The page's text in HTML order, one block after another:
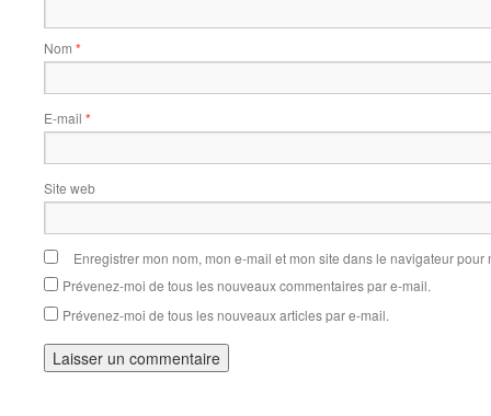
Nom *
E-mail *
Site web
Enregistrer mon nom, mon e-mail et mon site dans le navigateur
Prévenez-moi de tous les nouveaux commentaires par e-mail.
Prévenez-moi de tous les nouveaux articles par e-mail.